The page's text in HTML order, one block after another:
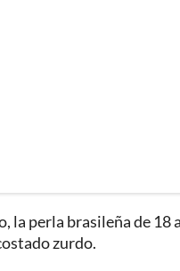
la perla brasileña de 18
zurdo.